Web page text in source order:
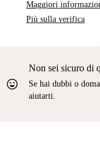
Maggiori
Più sulla verifica
sentiment_very_satisfied
Non sei sicuro di
Se hai dubbi o
aiutarti.